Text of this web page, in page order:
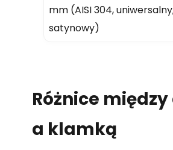
mm (AISI 304,
satynowy)
Różnice
a klamką